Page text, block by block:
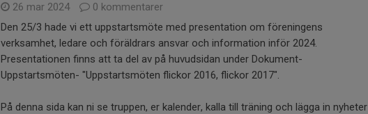
26 mar 2024
0 kommentarer
Den 25/3 hade vi ett uppstartsmöte med presentation om föreningens
verksamhet, ledare och föräldrars ansvar och information inför 2024.
Presentationen finns att ta del av på huvudsidan under Dokument-
Uppstartsmöten- "Uppstartsmöten flickor 2016, flickor 2017".
På denna sida kan ni se truppen, er kalender, kalla till träning och lägga in nyheter